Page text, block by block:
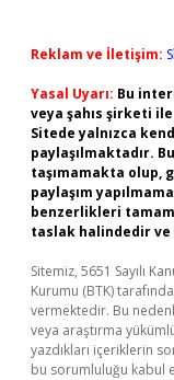
Reklam ve İletişim:
Yasal Uyarı: Bu
veya şahıs şirketi
Sitede yalnızca
paylaşılmaktadır.
taşımamakta olup,
paylaşım
benzerlikleri
taslak halindedir
Sitemiz, 5651 Sayılı
Kurumu (BTK)
vermektedir. Bu
veya araştırma
yazdıkları içeriklerin
bu sorumluluğu kabul